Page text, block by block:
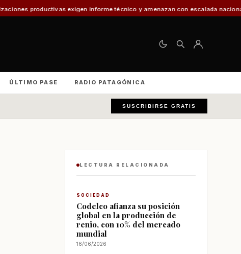
informe técnico y amenazan con escalada nacional El 30% de los
ÚLTIMO PASE RADIO PATAGÓNICA
SUSCRIBIRSE GRATIS
LECTURA RELACIONADA
SOCIEDAD
Codelco afianza su posición
global en la producción de
renio, con 10% del mercado
mundial
16/06/2026